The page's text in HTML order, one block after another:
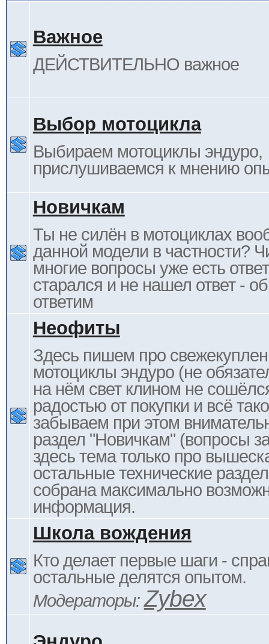
Важное
ДЕЙСТВИТЕЛЬНО важное
Выбор мотоцикла
Выбираем мотоциклы эндуро,
прислушиваемся к мнению
Новичкам
Ты не силён в мотоциклах
данной модели в частности?
многие вопросы уже есть
старался и не нашел ответ -
ответим
Неофиты
Здесь пишем про
мотоциклы эндуро (не
на нём свет клином не
радостью от покупки и всё
забываем при этом
раздел "Новичкам" (вопросы
здесь тема только про
остальные технические
собрана максимально
информация.
Школа вождения
Кто делает первые шаги -
остальные делятся опытом.
Модераторы:Zybex